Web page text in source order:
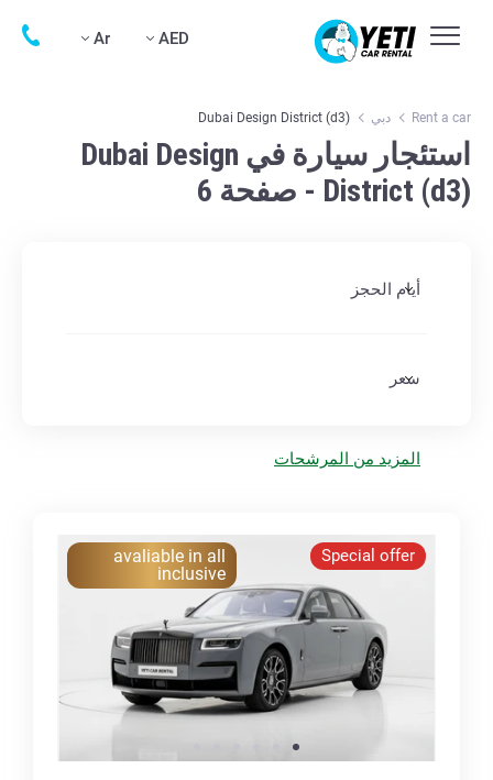
AED
Ar
Rent a car دبي Dubai Design District (d3)
استئجار سيارة في Dubai Design
District (d3) - صفحة 6
أيام الحجز
سعر
المزيد من المرشحات
Special offer
avaliable in all
inclusive